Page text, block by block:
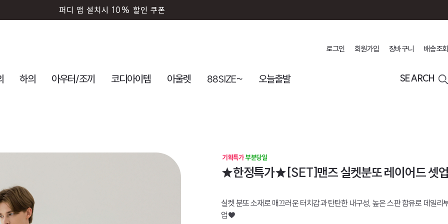
퍼디 앱 설치시 10% 할인 쿠폰
로그인 회원가입 장바구니 배송조회
하의 아우터/조끼 코디아이템 아울렛 88SIZE~ 오늘출발 SEARCH
★한정특가★[SET]맨즈 실켓분또 레이어드 셋
실켓 분또 소재로 매끄러운 터치감과 탄탄한 내구성, 높은 스판 함유로 데일리
업♥